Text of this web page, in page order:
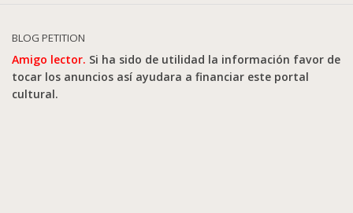
BLOG PETITION
Amigo lector. Si ha sido de utilidad la información favor de
tocar los anuncios así ayudara a financiar este portal
cultural.